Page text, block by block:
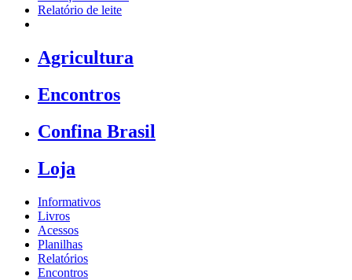
Relatório de leite
Agricultura
Encontros
Confina Brasil
Loja
Informativos
Livros
Acessos
Planilhas
Relatórios
Encontros